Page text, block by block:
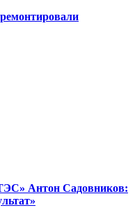
Антон Садовников: